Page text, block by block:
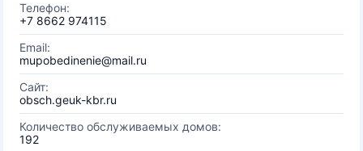
Телефон:
+7 8662 974115
Email:
mupobedinenie@mail.ru
Сайт:
obsch.geuk-kbr.ru
Количество обслуживаемых домов:
192